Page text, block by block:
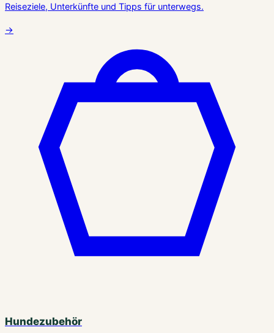
Reiseziele, Unterkünfte und Tipps für unterwegs.
→
Hundezubehör